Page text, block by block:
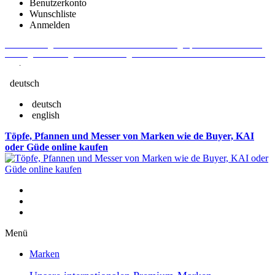
Benutzerkonto
Wunschliste
Anmelden
.
deutsch
deutsch
english
Töpfe, Pfannen und Messer von Marken wie de Buyer, KAI
oder Güde online kaufen
Menü
Marken